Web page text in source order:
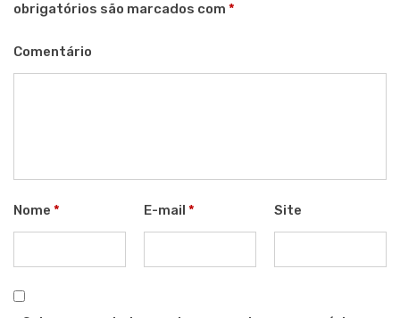
obrigatórios são marcados com *
Comentário
Nome * E-mail * Site